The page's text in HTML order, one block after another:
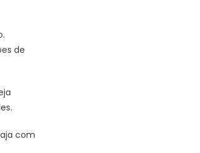
de
com